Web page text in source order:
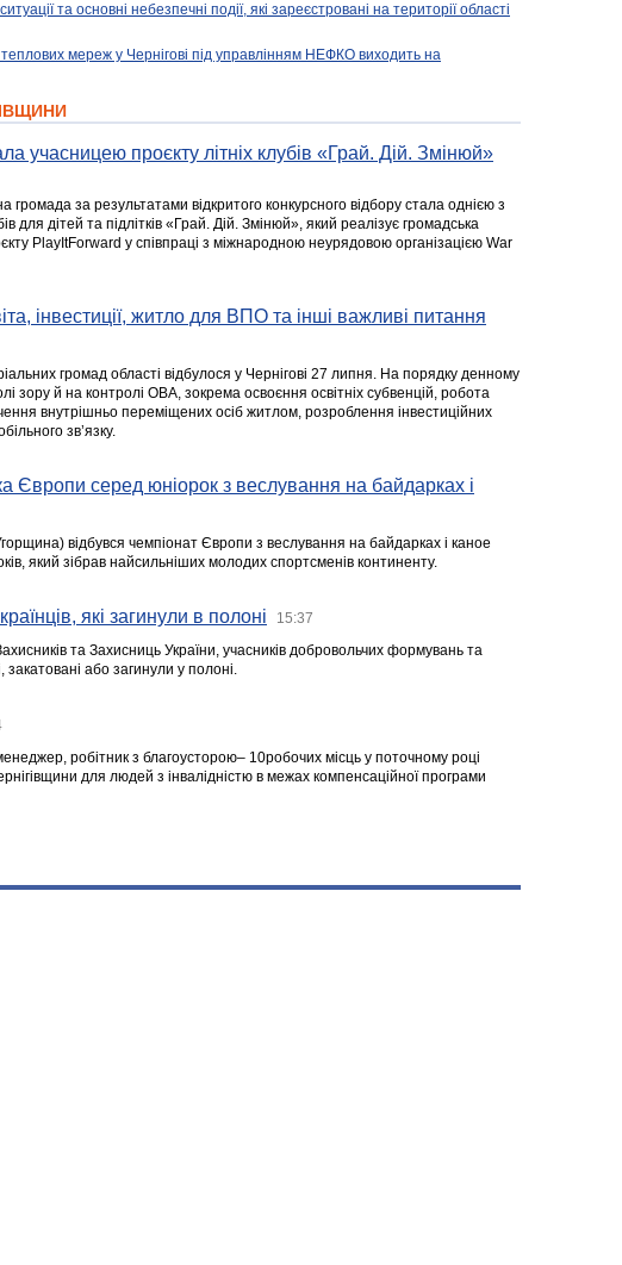
та основні небезпечні події, які зареєстровані на території області
теплових мереж у Чернігові під управлінням НЕФКО виходить на
учасницею проєкту літніх клубів «Грай. Дій. Змінюй»
громада за результатами відкритого конкурсного відбору стала однією з
для дітей та підлітків «Грай. Дій. Змінюй», який реалізує громадська
PlayItForward у співпраці з міжнародною неурядовою організацією War
інвестиції, житло для ВПО та інші важливі питання
громад області відбулося у Чернігові 27 липня. На порядку денному
зору й на контролі ОВА, зокрема освоєння освітніх субвенцій, робота
внутрішньо переміщених осіб житлом, розроблення інвестиційних
зв’язку.
серед юніорок з веслування на байдарках і
відбувся чемпіонат Європи з веслування на байдарках і каное
який зібрав найсильніших молодих спортсменів континенту.
які загинули в полоні 15:37
та Захисниць України, учасників добровольчих формувань та
закатовані або загинули у полоні.
робітник з благоусторою– 10робочих місць у поточному році
для людей з інвалідністю в межах компенсаційної програми